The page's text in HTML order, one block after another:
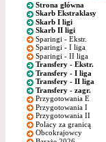
Strona główna
Skarb Ekstraklasy
Skarb I ligi
Skarb II ligi
Sparingi - Ekstr.
Sparingi - I liga
Sparingi - II liga
Transfery - Ekstr.
Transfery - I liga
Transfery - II liga
Transfery - zagr.
Przygotowania E
Przygotowania I
Przygotowania II
Polacy za granicą
Obcokrajowcy